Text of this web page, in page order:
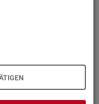
Leis­